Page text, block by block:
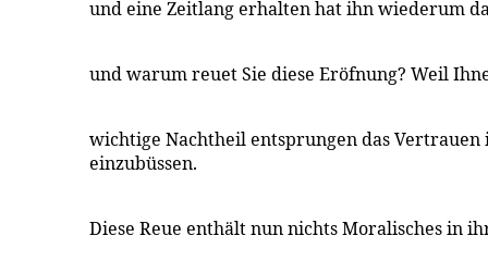
und eine Zeitlang erhalten hat ihn wiederum
und warum reuet Sie diese Eröfnung? Weil
wichtige Nachtheil entsprungen das Vertrauen
einzubüssen.
Diese Reue enthält nun nichts Moralisches in